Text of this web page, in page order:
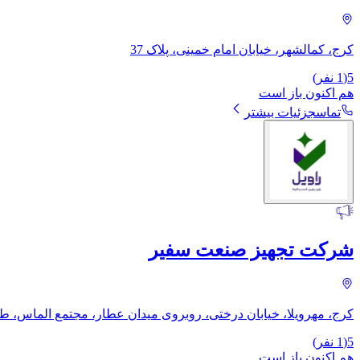
کرج، کمالشهر، خیابان امام خمینی، پلاک 37
5
(
1 نفر)
هم اکنون باز است
تماسجزئیات بیشتر
شرکت تجهیز صنعت سفیر
کرج، مهرویلا، خیابان درختی، روبروی میدان عطار، مجتمع الماس،
5
(
1 نفر)